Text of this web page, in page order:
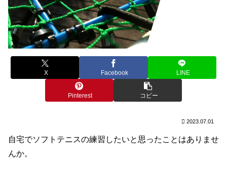
X Facebook LINE
Pinterest コピー
2023.07.01
自宅でソフトテニスの練習したいと思ったことはありませ
んか。